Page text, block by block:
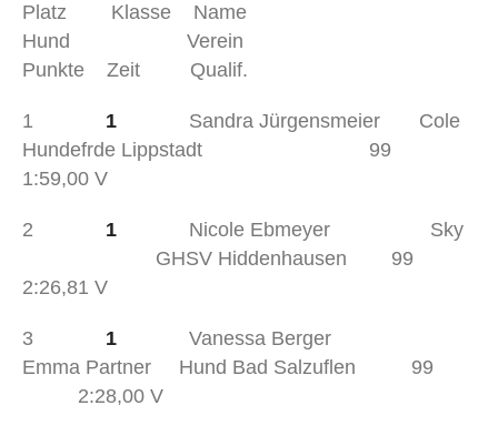
Platz Klasse Name
Hund Verein
Punkte Zeit Qualif.
1 1 Sandra Jürgensmeier Cole
Hundefrde Lippstadt 99
1:59,00 V
2 1 Nicole Ebmeyer Sky
GHSV Hiddenhausen 99
2:26,81 V
3 1 Vanessa Berger
Emma Partner Hund Bad Salzuflen 99
2:28,00 V